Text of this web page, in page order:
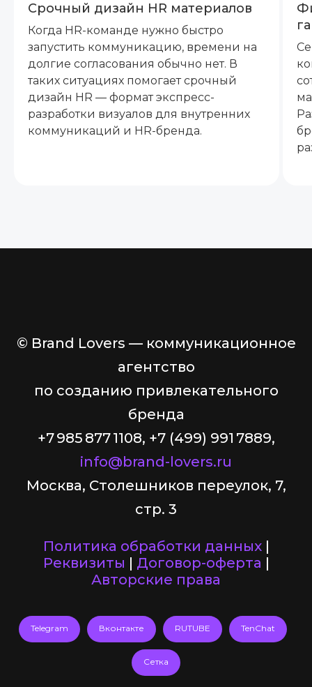
Срочный дизайн HR материалов
Когда HR-команде нужно быстро
запустить коммуникацию, времени на
долгие согласования обычно нет. В
таких ситуациях помогает срочный
дизайн HR — формат экспресс-
разработки визуалов для внутренних
коммуникаций и HR-бренда.
© Brand Lovers — коммуникационное
агентство
по созданию привлекательного
бренда
+7 985 877 1108, +7 (499) 991 7889,
info@brand-lovers.ru
Москва, Столешников переулок, 7,
стр. 3
Политика обработки данных|
Реквизиты | Договор-оферта |
Авторские права
Telegram Вконтакте RUTUBE TenChat
Сетка